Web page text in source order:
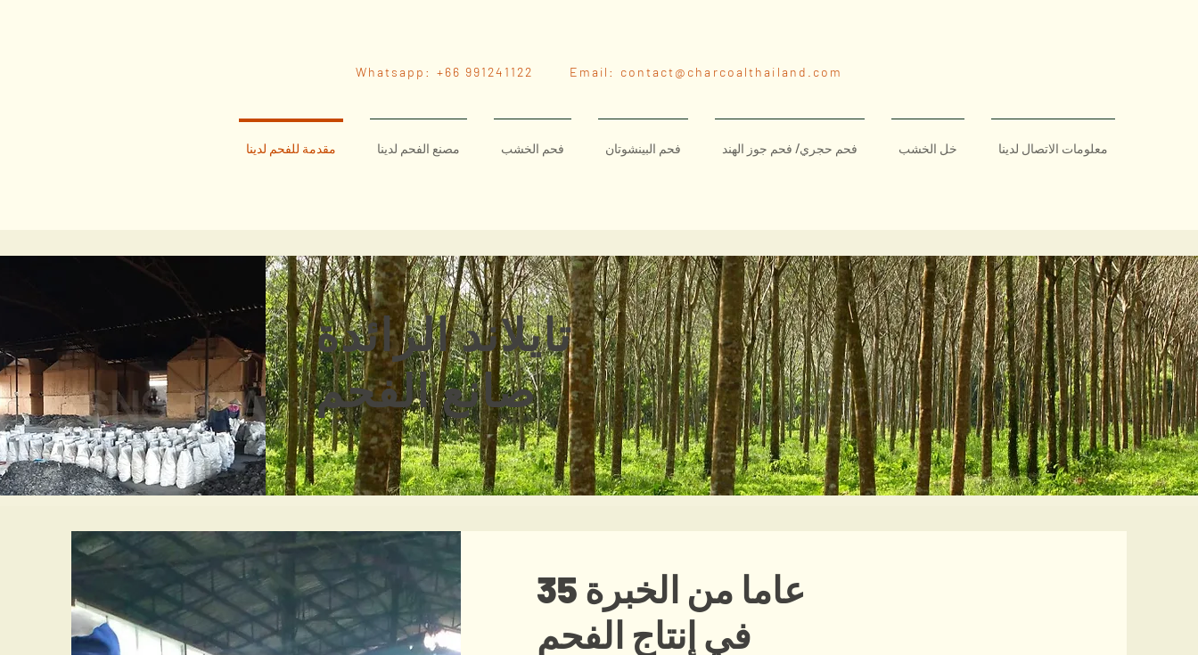
Whatsapp: +66 991241122 Email: contact@charcoalthailand.com
مقدمة للفحم لدينا مصنع الفحم لدينا فحم الخشب فحم البينشوتان فحم حجري/ فحم جوز الهند خل الخشب معلومات الاتصال لدينا
تايلاند الرائدة
صانع الفحم
35 عاما من الخبرة